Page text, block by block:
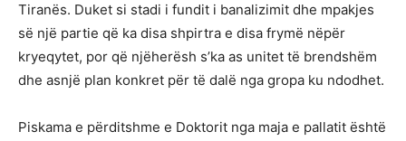
Tiranës. Duket si stadi i fundit i banalizimit dhe mpakjes
së një partie që ka disa shpirtra e disa frymë nëpër
kryeqytet, por që njëherësh s’ka as unitet të brendshëm
dhe asnjë plan konkret për të dalë nga gropa ku ndodhet.
Piskama e përditshme e Doktorit nga maja e pallatit është